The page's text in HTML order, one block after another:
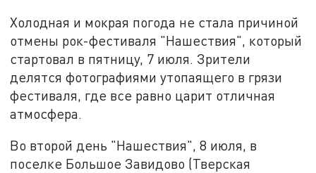
Холодная и мокрая погода не стала причиной
отмены рок-фестиваля "Нашествия", который
стартовал в пятницу, 7 июля. Зрители
делятся фотографиями утопаящего в грязи
фестиваля, где все равно царит отличная
атмосфера.
Во второй день "Нашествия", 8 июля, в
поселке Большое Завидово (Тверская